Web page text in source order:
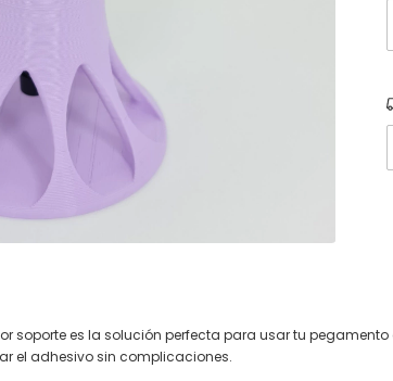
soporte es la solución perfecta para usar tu
el adhesivo sin complicaciones.